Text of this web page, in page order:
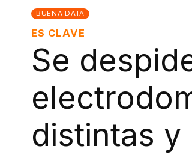
BUENA DATA
ES CLAVE
Se
distintas y